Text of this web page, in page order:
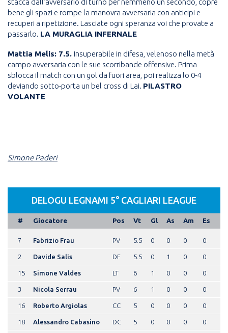
bene gli spazi e rompe la manovra avversaria con anticipi e
recuperi a ripetizione. Lasciate ogni speranza voi che provate a
passarlo. LA MURAGLIA INFERNALE
Mattia Melis: 7.5. Insuperabile in difesa, velenoso nella metà
campo avversaria con le sue scorribande offensive. Prima
sblocca il match con un gol da fuori area, poi realizza lo 0-4
deviando sotto-porta un bel cross di Lai. PILASTRO
VOLANTE
Simone Paderi
DELOGU LEGNAMI 5° CAGLIARI LEAGUE
# Giocatore Pos Vt Gl As Am Es
7 Fabrizio Frau PV 5.5 0 0 0 0
2 Davide Salis DF 5.5 0 1 0 0
15 Simone Valdes LT 6 1 0 0 0
3 Nicola Serrau PV 6 1 0 0 0
16 Roberto Argiolas CC 5 0 0 0 0
18 Alessandro Cabasino DC 5 0 0 0 0